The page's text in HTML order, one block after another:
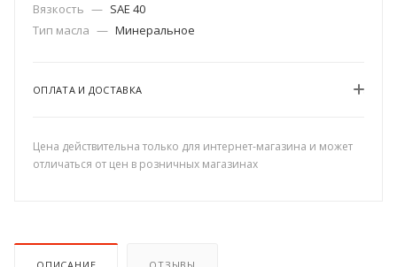
Вязкость — SAE 40
Тип масла — Минеральное
ОПЛАТА И ДОСТАВКА
Цена действительна только для интернет-магазина и может
отличаться от цен в розничных магазинах